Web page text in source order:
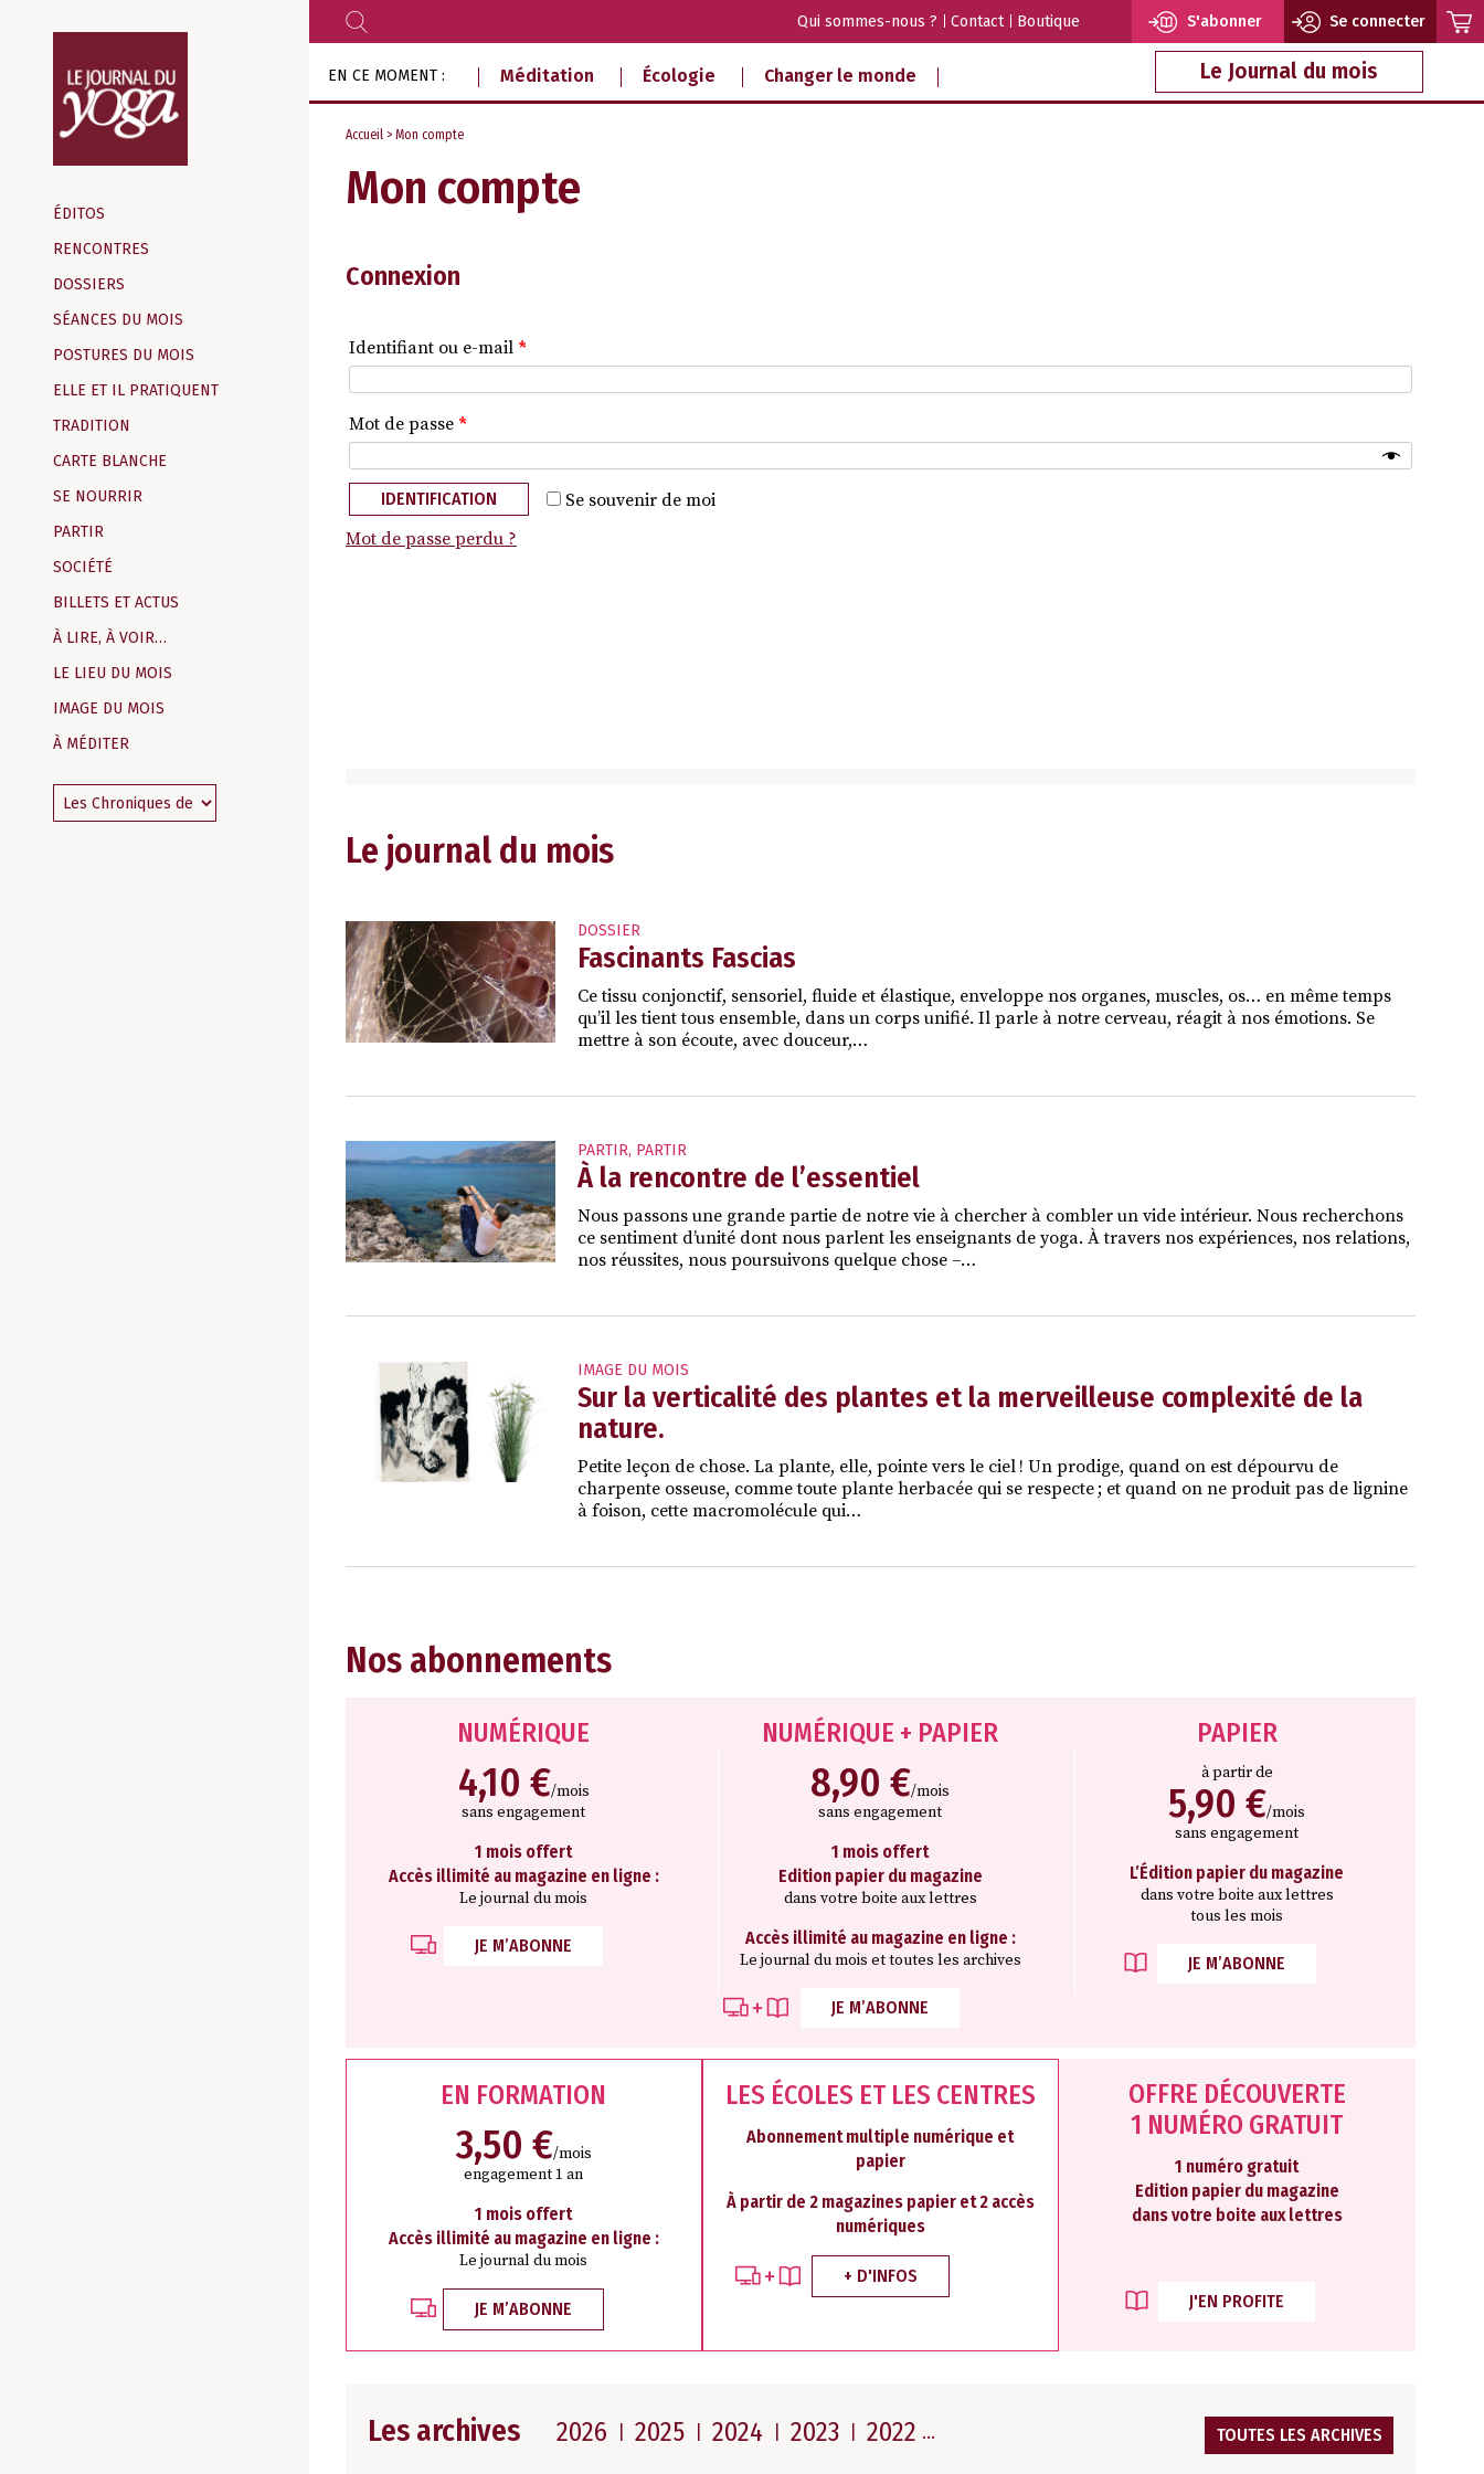
d‘information
indépendant
ÉDITOS
RENCONTRES
DOSSIERS
SÉANCES DU MOIS
POSTURES DU MOIS
ELLE ET IL PRATIQUENT
TRADITION
CARTE BLANCHE
SE NOURRIR
PARTIR
SOCIÉTÉ
BILLETS ET ACTUS
À LIRE, À VOIR…
LE LIEU DU MOIS
IMAGE DU MOIS
À MÉDITER
RECHERCHER Qui sommes-nous ? Contact Boutique S'abonner Se connecter
EN CE MOMENT : Méditation Écologie Changer le monde Le Journal du mois
Accueil > Mon compte
Mon compte
Connexion
Identifiant ou e-mail *
Mot de passe *
Se souvenir de moi
IDENTIFICATION
Mot de passe perdu ?
Le journal du mois
DOSSIER
Fascinants Fascias
Ce tissu conjonctif, sensoriel, fluide et élastique, enveloppe nos organes, muscles, os… en même temps
qu’il les tient tous ensemble, dans un corps unifié. Il parle à notre cerveau, réagit à nos émotions. Se
mettre à son écoute, avec douceur,…
PARTIR, PARTIR
À la rencontre de l’essentiel
Nous passons une grande partie de notre vie à chercher à combler un vide intérieur. Nous recherchons
ce sentiment d’unité dont nous parlent les enseignants de yoga. À travers nos expériences, nos relations,
nos réussites, nous poursuivons quelque chose –…
IMAGE DU MOIS
Sur la verticalité des plantes et la merveilleuse complexité de la
nature.
Petite leçon de chose. La plante, elle, pointe vers le ciel ! Un prodige, quand on est dépourvu de
charpente osseuse, comme toute plante herbacée qui se respecte ; et quand on ne produit pas de lignine
à foison, cette macromolécule qui…
Nos abonnements
NUMÉRIQUE
4,10 €/mois
sans engagement
1 mois offert
Accès illimité au magazine en ligne :
Le journal du mois
JE M’ABONNE
NUMÉRIQUE + PAPIER
8,90 €/mois
sans engagement
1 mois offert
Edition papier du magazine
dans votre boite aux lettres
Accès illimité au magazine en ligne :
Le journal du mois et toutes les archives
JE M’ABONNE
PAPIER
à partir de
5,90 €/mois
sans engagement
L’Édition papier du magazine
dans votre boite aux lettres
tous les mois
JE M’ABONNE
EN FORMATION
3,50 €/mois
engagement 1 an
1 mois offert
Accès illimité au magazine en ligne :
Le journal du mois
JE M’ABONNE
LES ÉCOLES ET LES CENTRES
Abonnement multiple numérique et
papier
À partir de 2 magazines papier et 2 accès
numériques
+ D'INFOS
OFFRE DÉCOUVERTE
1 NUMÉRO GRATUIT
1 numéro gratuit
Edition papier du magazine
dans votre boite aux lettres
J'EN PROFITE
Les archives 2026 2025 2024 2023 2022 TOUTES LES ARCHIVES